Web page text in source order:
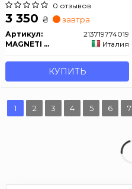
0 отзывов
3 350 ₴ завтра
Артикул:
213719774019
MAGNETI MARELLI
Италия
КУПИТЬ
1 2 3 4 5 6 7